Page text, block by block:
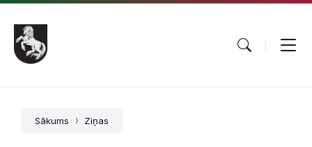
Pāriet
saturu
Skip
main
navigation
Skip
footer
Sākums Ziņas